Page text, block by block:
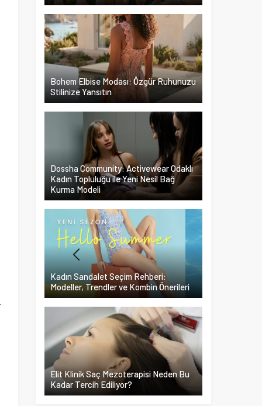
Bohem Elbise Modası: Özgür Ruhunuzu
Stilinize Yansıtın
Dossha Community: Activewear Odaklı
Kadın Topluluğu ile Yeni Nesil Bağ
Kurma Modeli
Kadın Sandalet Seçim Rehberi:
Modeller, Trendler ve Kombin Önerileri
Elit Klinik Saç Mezoterapisi Neden Bu
Kadar Tercih Ediliyor?